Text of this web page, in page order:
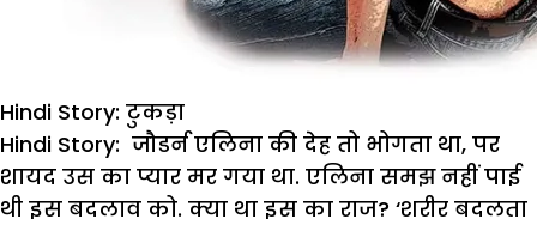
Hindi Story: टुकड़ा
Hindi Story: जौडर्न एलिना की देह तो भोगता था, पर
शायद उस का प्यार मर गया था. एलिना समझ नहीं पाई
थी इस बदलाव को. क्या था इस का राज? ‘शरीर बदलता